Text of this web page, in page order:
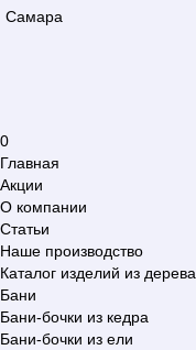
Самара
0
Главная
Акции
О компании
Статьи
Наше производство
Каталог изделий из дерева
Бани
Бани-бочки из кедра
Бани-бочки из ели